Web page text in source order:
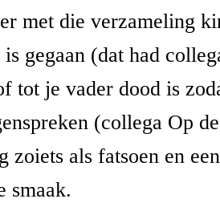
met die verzameling
gegaan (dat had
tot je vader dood is
(collega Op
zoiets als fatsoen en
smaak.